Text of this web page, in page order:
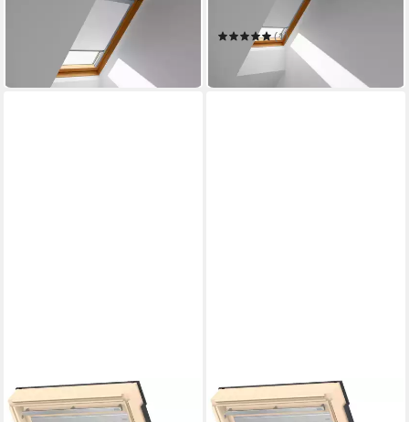
in 6-8 Werktagen bei dir
(1)
117,68 €
in 6-8 Werktagen bei dir